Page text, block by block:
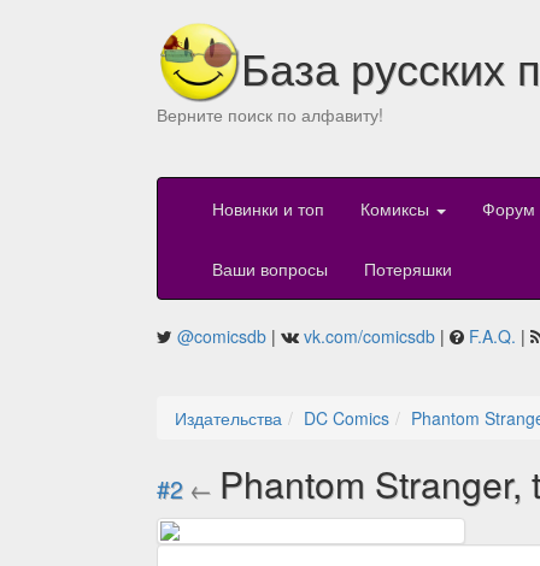
База русских
Верните поиск по алфавиту!
Новинки и топ Комиксы Форум
Ваши вопросы Потеряшки
@comicsdb | vk.com/comicsdb | F.A.Q. |
Издательства DC Comics Phantom
#2 ← Phantom